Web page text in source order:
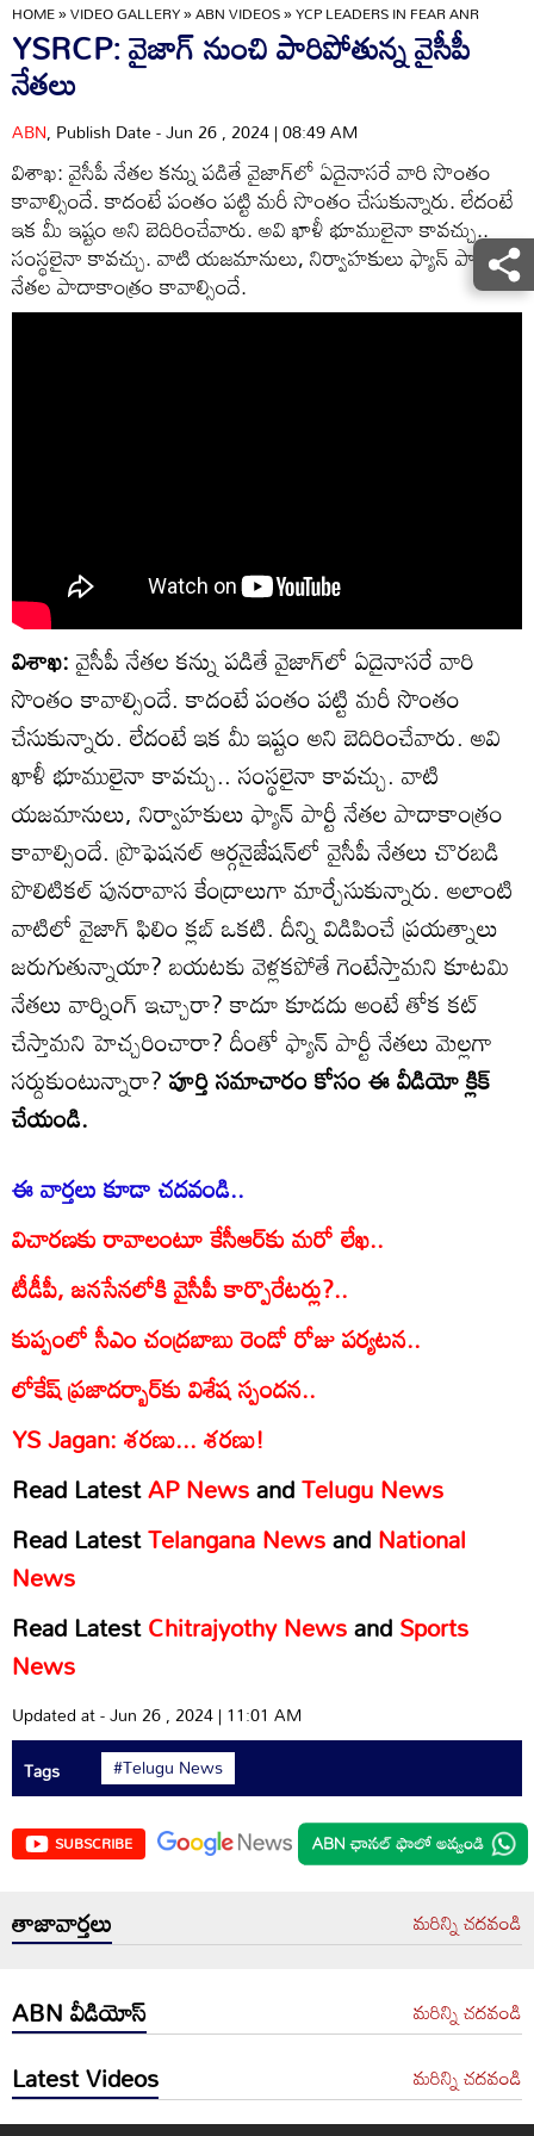
HOME»VIDEO GALLERY»ABN VIDEOS»YCP LEADERS IN FEAR ANR
YSRCP: వైజాగ్ నుంచి పారిపోతున్న వైసీపీ
నేతలు
ABN, Publish Date - Jun 26 , 2024 | 08:49 AM
విశాఖ: వైసీపీ నేతల కన్ను పడితే వైజాగ్‌లో ఏదైనాసరే వారి సొంతం
కావాల్సిందే. కాదంటే పంతం పట్టి మరీ సొంతం చేసుకున్నారు. లేదంటే
ఇక మీ ఇష్టం అని బెదిరించేవారు. అవి ఖాళీ భూములైనా కావచ్చు..
సంస్థలైనా కావచ్చు. వాటి యజమానులు, నిర్వాహకులు ఫ్యాన్ పార్టీ
నేతల పాదాకాంత్రం కావాల్సిందే.
విశాఖ:వైసీపీ నేతల కన్ను పడితే వైజాగ్‌లో ఏదైనాసరే వారి
సొంతం కావాల్సిందే. కాదంటే పంతం పట్టి మరీ సొంతం
చేసుకున్నారు. లేదంటే ఇక మీ ఇష్టం అని బెదిరించేవారు. అవి
ఖాళీ భూములైనా కావచ్చు.. సంస్థలైనా కావచ్చు. వాటి
యజమానులు, నిర్వాహకులు ఫ్యాన్ పార్టీ నేతల పాదాకాంత్రం
కావాల్సిందే. ప్రొఫెషనల్ ఆర్గనైజేషన్‌లో వైసీపీ నేతలు చొరబడి
పొలిటికల్ పునరావాస కేంద్రాలుగా మార్చేసుకున్నారు. అలాంటి
వాటిలో వైజాగ్ ఫిలిం క్లబ్ ఒకటి. దీన్ని విడిపించే ప్రయత్నాలు
జరుగుతున్నాయా? బయటకు వెళ్లకపోతే గెంటేస్తామని కూటమి
నేతలు వార్నింగ్ ఇచ్చారా? కాదూ కూడదు అంటే తోక కట్
చేస్తామని హెచ్చరించారా? దీంతో ఫ్యాన్ పార్టీ నేతలు మెల్లగా
సర్దుకుంటున్నారా?పూర్తి సమాచారం కోసం ఈ వీడియో క్లిక్
చేయండి.
ఈ వార్తలు కూడా చదవండి..
విచారణకు రావాలంటూ కేసీఆర్‌కు మరో లేఖ..
టీడీపీ, జనసేనలోకి వైసీపీ కార్పొరేటర్లు?..
కుప్పంలో సీఎం చంద్రబాబు రెండో రోజు పర్యటన..
లోకేష్ ప్రజాదర్బార్‌కు విశేష స్పందన..
YS Jagan: శరణు... శరణు!
Read LatestAP NewsandTelugu News
Read LatestTelangana NewsandNational
News
Read LatestChitrajyothy NewsandSports
News
Updated at - Jun 26 , 2024 | 11:01 AM
Tags
#Telugu News
SUBSCRIBE
తాజావార్తలు మరిన్ని చదవండి
ABN వీడియోస్ మరిన్ని చదవండి
Latest Videos మరిన్ని చదవండి